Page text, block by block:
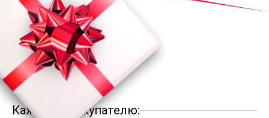
Каждому покупателю: